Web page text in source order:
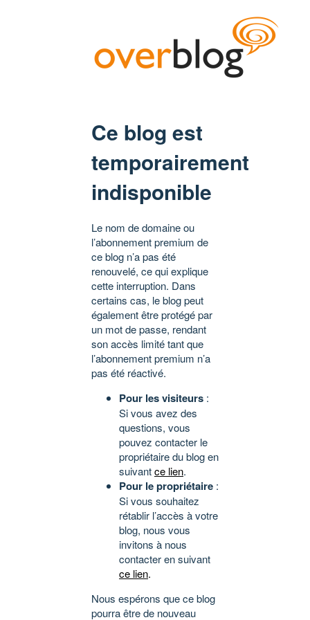
Ce blog est
temporairement
indisponible
Le nom de domaine ou
l’abonnement premium de
ce blog n’a pas été
renouvelé, ce qui explique
cette interruption. Dans
certains cas, le blog peut
également être protégé par
un mot de passe, rendant
son accès limité tant que
l’abonnement premium n’a
pas été réactivé.
Pour les visiteurs :
Si vous avez des
questions, vous
pouvez contacter le
propriétaire du blog en
suivantce lien.
Pour le propriétaire :
Si vous souhaitez
rétablir l’accès à votre
blog, nous vous
invitons à nous
contacter en suivant
ce lien.
Nous espérons que ce blog
pourra être de nouveau